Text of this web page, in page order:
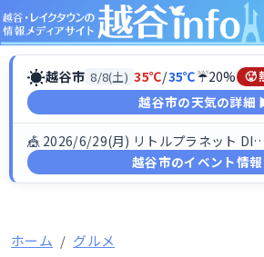
☀越谷市 8/8(土) 35℃/35℃☔20% 🥵
越谷市の天気の詳細
🎪 2026/6/29(月) リトルプラネット DINO FESTIV…
越谷市のイベント情
ホーム
グルメ